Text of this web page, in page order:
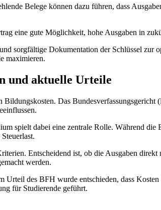
Belege können dazu führen, dass
eine gute Möglichkeit, hohe Ausgaben in
sorgfältige Dokumentation der Schlüssel
maximieren.
und aktuelle Urteile
Das
spielt dabei eine zentrale Rolle. Während
Entscheidend ist, ob die Ausgaben
werden.
des BFH wurde entschieden, dass
für Studierende geführt.